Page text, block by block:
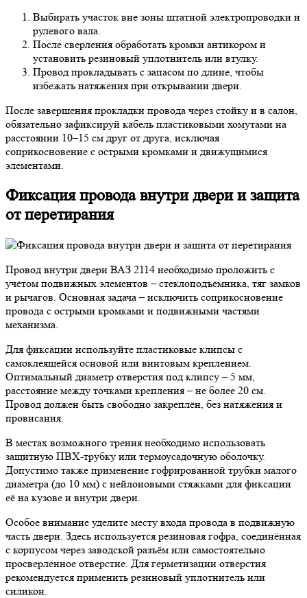
Выбирать участок вне зоны штатной электропроводки и
рулевого вала.
После сверления обработать кромки антикором и
установить резиновый уплотнитель или втулку.
Провод прокладывать с запасом по длине, чтобы
избежать натяжения при открывании двери.
После завершения прокладки провода через стойку и в салон,
обязательно зафиксируй кабель пластиковыми хомутами на
расстоянии 10–15 см друг от друга, исключая
соприкосновение с острыми кромками и движущимися
элементами.
Фиксация провода внутри двери и защита
от перетирания
Провод внутри двери ВАЗ 2114 необходимо проложить с
учётом подвижных элементов – стеклоподъёмника, тяг замков
и рычагов. Основная задача – исключить соприкосновение
провода с острыми кромками и подвижными частями
механизма.
Для фиксации используйте пластиковые клипсы с
самоклеящейся основой или винтовым креплением.
Оптимальный диаметр отверстия под клипсу – 5 мм,
расстояние между точками крепления – не более 20 см.
Провод должен быть свободно закреплён, без натяжения и
провисания.
В местах возможного трения необходимо использовать
защитную ПВХ-трубку или термоусадочную оболочку.
Допустимо также применение гофрированной трубки малого
диаметра (до 10 мм) с нейлоновыми стяжками для фиксации
её на кузове и внутри двери.
Особое внимание уделите месту входа провода в подвижную
часть двери. Здесь используется резиновая гофра, соединённая
с корпусом через заводской разъём или самостоятельно
просверленное отверстие. Для герметизации отверстия
рекомендуется применить резиновый уплотнитель или
силикон.